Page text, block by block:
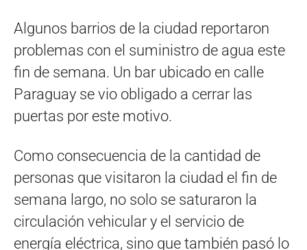
Algunos barrios de la ciudad reportaron
problemas con el suministro de agua este
fin de semana. Un bar ubicado en calle
Paraguay se vio obligado a cerrar las
puertas por este motivo.
Como consecuencia de la cantidad de
personas que visitaron la ciudad el fin de
semana largo, no solo se saturaron la
circulación vehicular y el servicio de
energía eléctrica, sino que también pasó lo